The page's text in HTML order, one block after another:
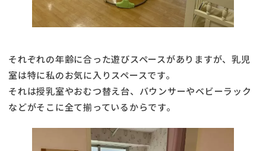
それぞれの年齢に合った遊びスペースがありますが、乳児
室は特に私のお気に入りスペースです。
それは授乳室やおむつ替え台、バウンサーやベビーラック
などがそこに全て揃っているからです。